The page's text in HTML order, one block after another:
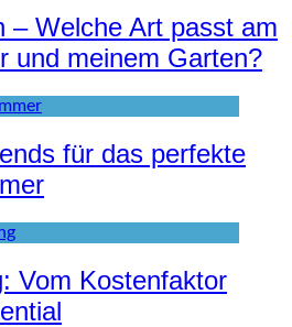
– Welche Art passt am
und meinem Garten?
für das perfekte
Vom Kostenfaktor